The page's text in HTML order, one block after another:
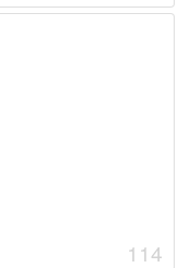
114